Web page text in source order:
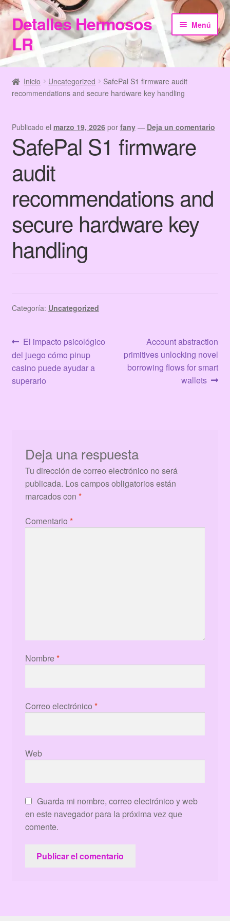
Ir
a
la
navegación
Ir
al
contenido
Detalles Hermosos
LR
Menú
Inicio
Categories
Checkout
Home
Información de Compra
My Account
Terms & Conditions
Tienda
Inicio Uncategorized
SafePal S1 firmware audit
recommendations and secure hardware key handling
Publicado el marzo 19, 2026 por fany — Deja un comentario
SafePal S1 firmware
audit
recommendations and
secure hardware key
handling
Categoría: Uncategorized
Navegación
de
entradas
Anterior:
El impacto psicológico
del juego cómo pinup
casino puede ayudar a
superarlo
Siguiente:
Account abstraction
primitives unlocking novel
borrowing flows for smart
wallets
Deja una respuesta
Tu dirección de correo electrónico no será
publicada. Los campos obligatorios están
marcados con *
Comentario *
Nombre*
Correo electrónico *
Web
Guarda mi nombre, correo electrónico y web
en este navegador para la próxima vez que
comente.